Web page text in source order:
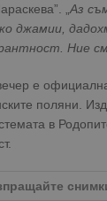
„ Аз
джамии,
Ние
е
поляни.
в